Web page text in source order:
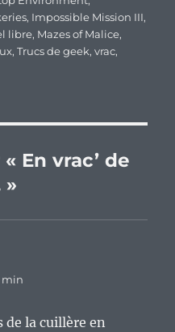
, Impossible Mission III,
libre, Mazes of Malice,
,Trucs de geek,vrac,
En vrac’ de
min
de la cuillère en